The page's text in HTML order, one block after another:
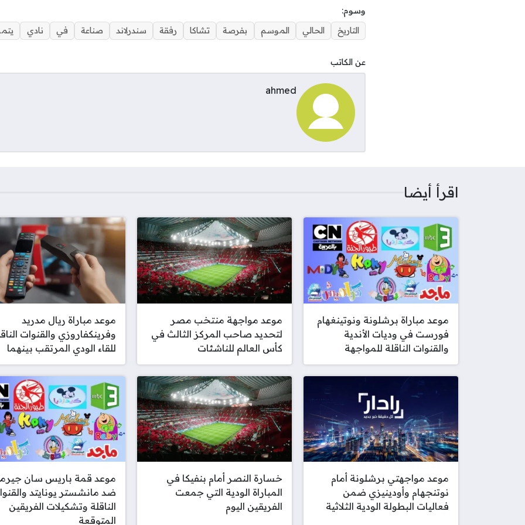
وسوم:
التاريخ
الحالي الموسم بفرصة تشاكا رفقة سندرلاند صناعة في نادي
عن الكاتب
ahmed
اقرأ أيضا
موعد مباراة برشلونة ونوتينغهام
فورست في وديات الأندية
والقنوات الناقلة للمواجهة
موعد مواجهة منتخب مصر
لتحديد صاحب المركز الثالث في
كأس العالم للناشئات
موعد مباراة ريال مدريد
وفرينكفاروزي والقنوات
للقاء الودي المرتقب بينهما
موعد مواجهتي برشلونة أمام
نوتنجهام وأودينيزي ضمن
فعاليات البطولة الودية الثلاثية
خسارة النصر أمام بنفيكا في
المباراة الودية التي جمعت
الفريقين اليوم
موعد قمة باريس سان
ضد مانشستر يونايتد
الناقلة وتشكيلات الفريقين
المتوقعة